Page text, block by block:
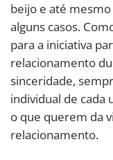
beijo e até
alguns casos.
para a iniciativa
relacionamento
sinceridade,
individual de cada
o que querem da
relacionamento.